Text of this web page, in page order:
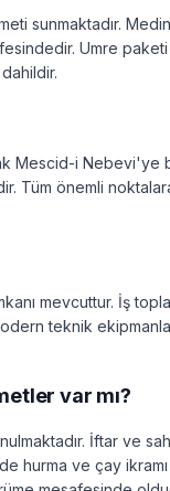
sunmaktadır.
Umre
Mescid-i Nebevi'ye
Tüm önemli
mevcuttur. İş
teknik
var mı?
İftar ve
hurma ve çay ikramı